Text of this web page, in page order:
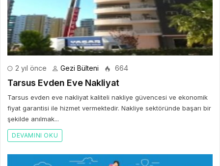
2 yıl önce Gezi Bülteni 664
Tarsus Evden Eve Nakliyat
Tarsus evden eve nakliyat kaliteli nakliye güvencesi ve ekonomik
fiyat garantisi ile hizmet vermektedir. Nakliye sektöründe başarı bir
şekilde anılmak...
DEVAMINI OKU